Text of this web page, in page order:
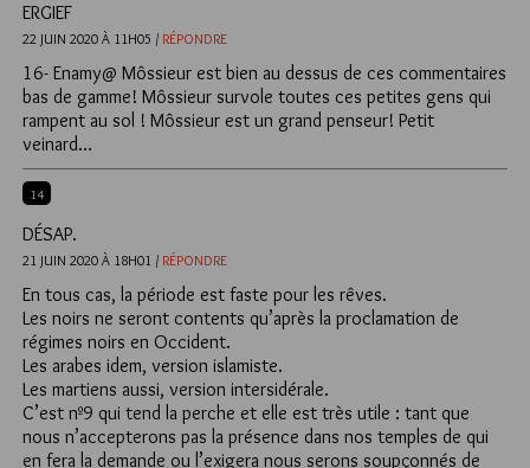
ERGIEF
22 JUIN 2020 À 11H05 / RÉPONDRE
16- Enamy@ Môssieur est bien au dessus de ces commentaires
bas de gamme! Môssieur survole toutes ces petites gens qui
rampent au sol ! Môssieur est un grand penseur! Petit
veinard…
14
DÉSAP.
21 JUIN 2020 À 18H01 / RÉPONDRE
En tous cas, la période est faste pour les rêves.
Les noirs ne seront contents qu’après la proclamation de
régimes noirs en Occident.
Les arabes idem, version islamiste.
Les martiens aussi, version intersidérale.
C’est nº9 qui tend la perche et elle est très utile : tant que
nous n’accepterons pas la présence dans nos temples de qui
en fera la demande ou l’exigera nous serons soupçonnés de